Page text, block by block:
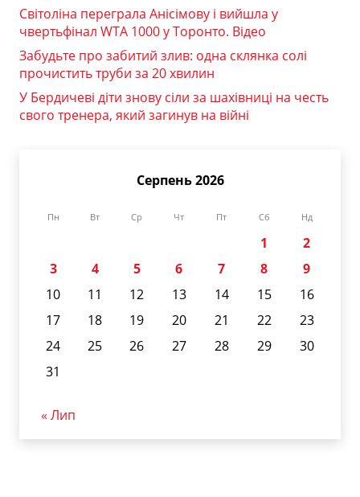
Світоліна переграла Анісімову і вийшла у
чвертьфінал WTA 1000 у Торонто. Відео
Забудьте про забитий злив: одна склянка солі
прочистить труби за 20 хвилин
У Бердичеві діти знову сіли за шахівниці на честь
свого тренера, який загинув на війні
Серпень 2026
Пн Вт Ср Чт Пт Сб Нд
1
2
3
4 5 6 7 8
9
10
11 12 13 14 15
16
17
18 19 20 21 22
23
24
25 26 27 28 29
30
31
« Лип